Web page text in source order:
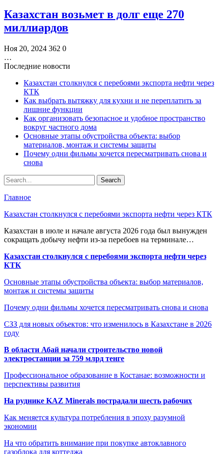
Казахстан возьмет в долг еще 270
миллиардов
Ноя 20, 2024 362 0
…
Последние новости
Казахстан столкнулся с перебоями экспорта нефти через
КТК
Как выбрать вытяжку для кухни и не переплатить за
лишние функции
Как организовать безопасное и удобное пространство
вокруг частного дома
Основные этапы обустройства объекта: выбор
материалов, монтаж и системы защиты
Почему одни фильмы хочется пересматривать снова и
снова
Главное
Казахстан столкнулся с перебоями экспорта нефти через КТК
Казахстан в июле и начале августа 2026 года был вынужден
сокращать добычу нефти из-за перебоев на терминале…
Казахстан столкнулся с перебоями экспорта нефти через
КТК
Основные этапы обустройства объекта: выбор материалов,
монтаж и системы защиты
Почему одни фильмы хочется пересматривать снова и снова
СЗЗ для новых объектов: что изменилось в Казахстане в 2026
году
В области Абай начали строительство новой
электростанции за 759 млрд тенге
Профессиональное образование в Костанае: возможности и
перспективы развития
На руднике KAZ Minerals пострадали шесть рабочих
Как меняется культура потребления в эпоху разумной
экономии
На что обратить внимание при покупке автоклавного
газоблока для коттеджа